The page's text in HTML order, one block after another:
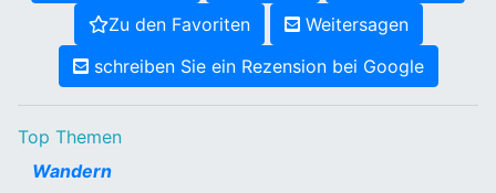
Zu den Favoriten
Weitersagen
schreiben Sie ein Rezension bei Google
Top Themen
Wandern